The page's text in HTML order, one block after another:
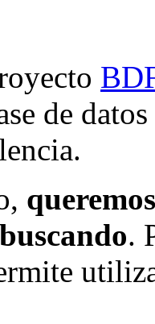
de
.